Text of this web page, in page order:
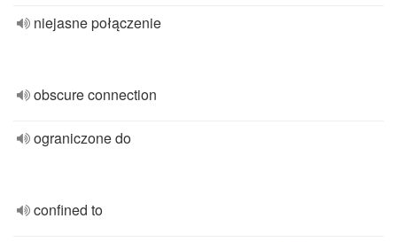
niejasne połączenie
obscure connection
ograniczone do
confined to